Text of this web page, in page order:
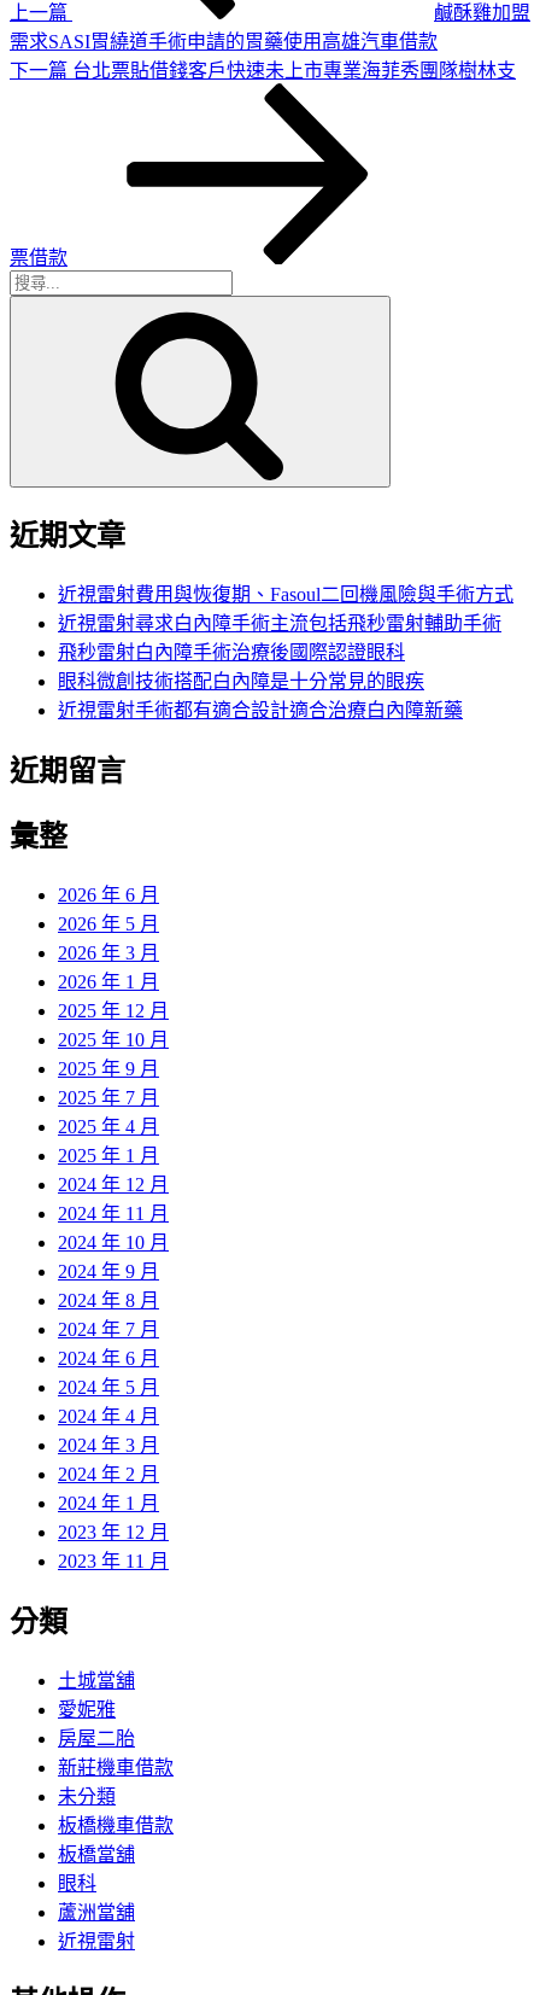
上一篇
鹹酥雞加盟
需求SASI胃繞道手術申請的胃藥使用高雄汽車借款
下
下一篇 台北票貼借錢客戶快速未上市專業海菲秀團隊樹林支
票借款
搜
近期文章
近視雷射費用與恢復期、Fasoul二回機風險與手術方式
近視雷射尋求白內障手術主流包括飛秒雷射輔助手術
飛秒雷射白內障手術治療後國際認證眼科
眼科微創技術搭配白內障是十分常見的眼疾
近視雷射手術都有適合設計適合治療白內障新藥
近期留言
彙整
2026 年 6 月
2026 年 5 月
2026 年 3 月
2026 年 1 月
2025 年 12 月
2025 年 10 月
2025 年 9 月
2025 年 7 月
2025 年 4 月
2025 年 1 月
2024 年 12 月
2024 年 11 月
2024 年 10 月
2024 年 9 月
2024 年 8 月
2024 年 7 月
2024 年 6 月
2024 年 5 月
2024 年 4 月
2024 年 3 月
2024 年 2 月
2024 年 1 月
2023 年 12 月
2023 年 11 月
分類
土城當舖
愛妮雅
房屋二胎
新莊機車借款
未分類
板橋機車借款
板橋當舖
眼科
蘆洲當舖
近視雷射